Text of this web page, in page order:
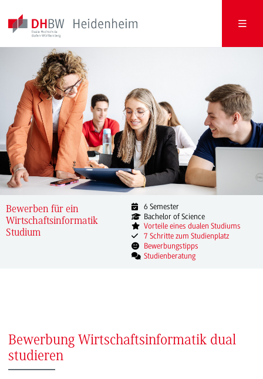
Bewerben für ein
Wirtschaftsinformatik
Studium
6 Semester
Bachelor of Science
Vorteile eines dualen Studiums
7 Schritte zum Studienplatz
Bewerbungstipps
Studienberatung
Bewerbung Wirtschaftsinformatik dual
studieren